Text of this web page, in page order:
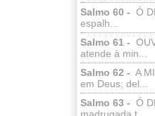
Salmo 60 - Ó
espalh...
Salmo 61 -
atende à min...
Salmo 62 - A
em Deus; del...
Salmo 63 - Ó